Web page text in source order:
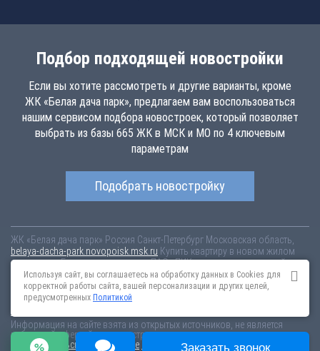
Подбор подходящей новостройки
Если вы хотите рассмотреть и другие варианты, кроме
ЖК «Белая дача парк», предлагаем вам воспользоваться
нашим сервисом подбора новостроек, который позволяет
выбрать из базы 665 ЖК в МСК и МО по 4 ключевым
параметрам
Подобрать новостройку
ЖК «Белая дача парк» Россия Санкт-Петербург Московская область,
belaya-dacha-park.novopoisk.msk.ru Купить квартиру в новом жилом
комплексе «Белая дача парк» от «ПАО «ПИК-специализированный
застройщик»» в г. Котельники. Квартиры различных планировок от
7.44 млн рублей!
Информация на сайте взята из открытых источников, не является
публичной офертой и распространяется для ознакомления.
Пользовательское соглашение
Соглашение о размещении
Используя сайт, вы соглашаетесь на обработку данных в Cookies для
корректной работы сайта, вашей персонализации и других целей,
предусмотренных Политикой
Заказать звонок